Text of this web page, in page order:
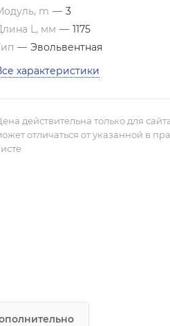
m — 3
L, мм — 1175
— Эвольвентная
характеристики
действительна только для
отличаться от указанной в